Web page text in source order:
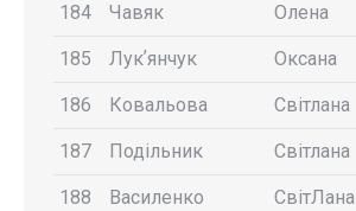
184 Чавяк Олена
185 Лукʼянчук Оксана
186 Ковальова Світлана
187 Подільник Світлана
188 Василенко СвітЛана